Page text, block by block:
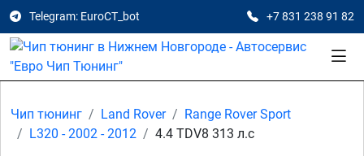
Telegram: EuroCT_bot +7 831 238 91 82
Чип тюнинг Land Rover
Range Rover Sport
L320 - 2002 - 2012
4.4 TDV8 313 л.с